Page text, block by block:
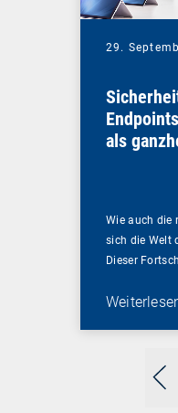
29.
als
Wie auch die
sich die Welt
Dieser